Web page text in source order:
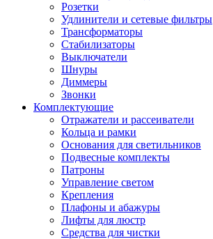
Розетки
Удлинители и сетевые фильтры
Трансформаторы
Стабилизаторы
Выключатели
Шнуры
Диммеры
Звонки
Комплектующие
Отражатели и рассеиватели
Кольца и рамки
Основания для светильников
Подвесные комплекты
Патроны
Управление светом
Крепления
Плафоны и абажуры
Лифты для люстр
Средства для чистки